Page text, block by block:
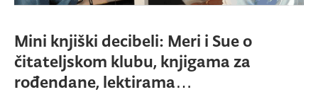
Mini knjiški decibeli: Meri i Sue o
čitateljskom klubu, knjigama za
rođendane, lektirama…